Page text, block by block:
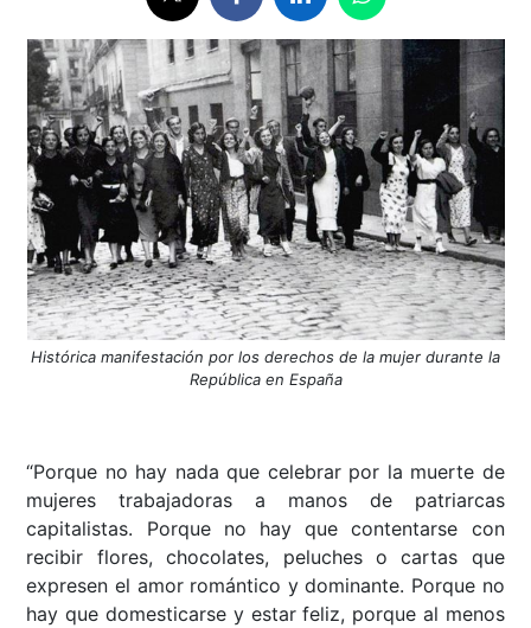
Histórica manifestación por los derechos de la mujer durante la
República en España
“Porque no hay nada que celebrar por la muerte de
mujeres trabajadoras a manos de patriarcas
capitalistas. Porque no hay que contentarse con
recibir flores, chocolates, peluches o cartas que
expresen el amor romántico y dominante. Porque no
hay que domesticarse y estar feliz, porque al menos